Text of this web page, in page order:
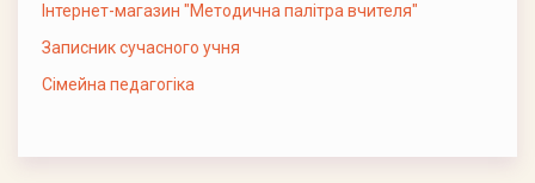
Інтернет-магазин "Методична палітра вчителя"
Записник сучасного учня
Сімейна педагогіка